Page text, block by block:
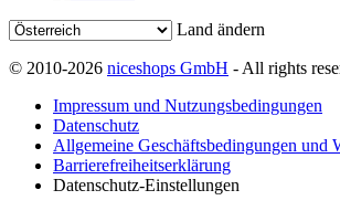
Land ändern
© 2010-2026 niceshops GmbH - All rights
Impressum und Nutzungsbedingungen
Datenschutz
Allgemeine Geschäftsbedingungen und
Barrierefreiheitserklärung
Datenschutz-Einstellungen